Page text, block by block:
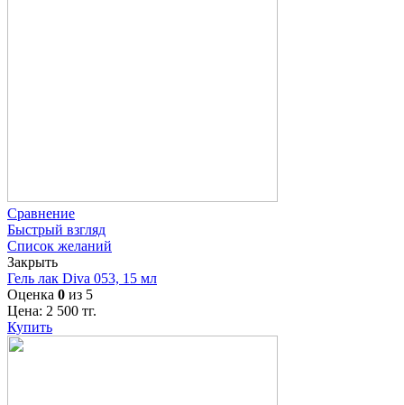
Сравнение
Быстрый взгляд
Список желаний
Закрыть
Гель лак Diva 053, 15 мл
Оценка 0 из 5
Цена: 2 500 тг.
Купить